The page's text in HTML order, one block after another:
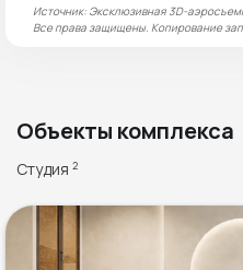
Источник: Эксклюзивная 3D-
Все права защищены. Копирование
Объекты комплекса
Студия 2